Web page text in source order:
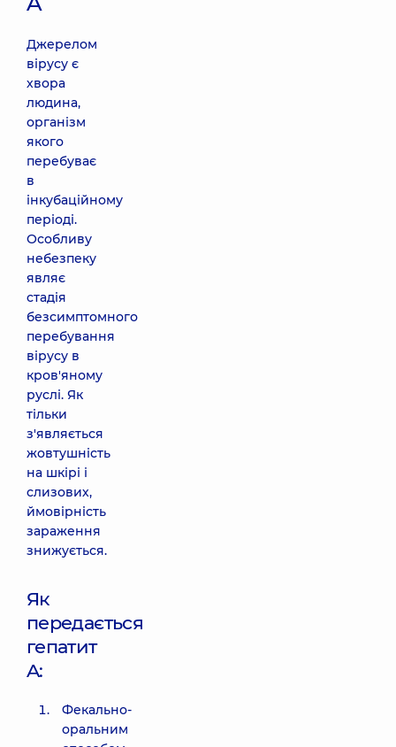
Джерелом
вірусу є
хвора
людина,
організм
якого
перебуває
в
інкубаційному
періоді.
Особливу
небезпеку
являє
стадія
безсимптомного
перебування
вірусу в
кров'яному
руслі. Як
тільки
з'являється
жовтушність
на шкірі і
слизових,
ймовірність
зараження
знижується.
Як
передається
гепатит
A:
Фекально-
оральним